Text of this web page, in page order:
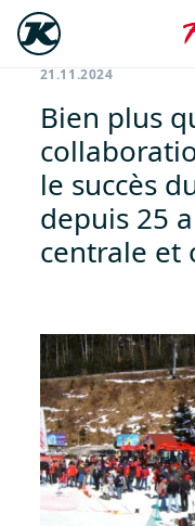
21.11.2024
Bien plus
le succès
depuis 25
centrale et